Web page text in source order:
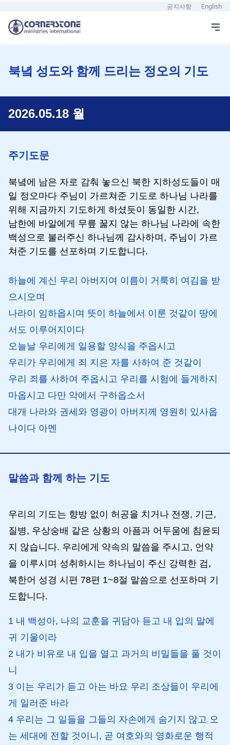
공지사항 English
북녘 성도와 함께 드리는 정오의 기도
2026.05.18 월
주기도문
북녘에 남은 자로 감춰 놓으신 북한 지하성도들이 매
일 정오마다 주님이 가르쳐준 기도로 하나님 나라를
위해 지금까지 기도하게 하셨듯이 동일한 시간,
남한에 바알에게 무릎 꿇지 않는 하나님 나라에 속한
백성으로 불러주신 하나님께 감사하며, 주님이 가르
쳐준 기도를 선포하며 기도합니다.
하늘에 계신 우리 아버지여 이름이 거룩히 여김을 받
으시오며
나라이 임하옵시며 뜻이 하늘에서 이룬 것같이 땅에
서도 이루어지이다
오늘날 우리에게 일용할 양식을 주옵시고
우리가 우리에게 죄 지은 자를 사하여 준 것같이
우리 죄를 사하여 주옵시고 우리를 시험에 들게하지
마옵시고 다만 악에서 구하옵소서
대개 나라와 권세와 영광이 아버지께 영원히 있사옵
나이다 아멘
말씀과 함께 하는 기도
우리의 기도는 향방 없이 허공을 치거나 전쟁, 기근,
질병, 우상숭배 같은 상황의 아픔과 어두움에 침윤되
지 않습니다. 우리에게 약속의 말씀을 주시고, 언약
을 이루시며 성취하시는 하나님이 주신 강력한 검,
북한어 성경 시편 78편 1~8절 말씀으로 선포하며 기
도합니다.
1 내 백성아, 나의 교훈을 귀담아 듣고 내 입의 말에
귀 기울이라
2 내가 비유로 내 입을 열고 과거의 비밀들을 풀 것이
니
3 이는 우리가 듣고 아는 바요 우리 조상들이 우리에
게 일러준 바라
4 우리는 그 일들을 그들의 자손에게 숨기지 않고 오
는 세대에 전할 것이니, 곧 여호와의 영화로운 행적